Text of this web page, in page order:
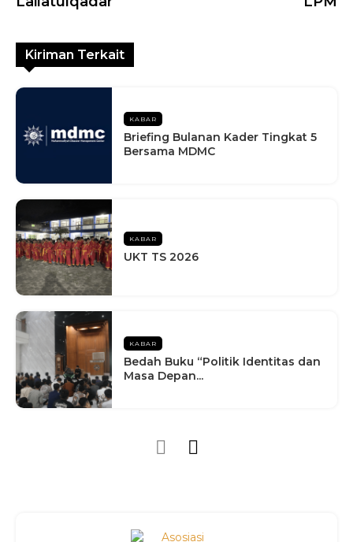
Kiriman Terkait
KABAR
Briefing Bulanan Kader Tingkat 5
Bersama MDMC
KABAR
UKT TS 2026
KABAR
Bedah Buku “Politik Identitas dan
Masa Depan...